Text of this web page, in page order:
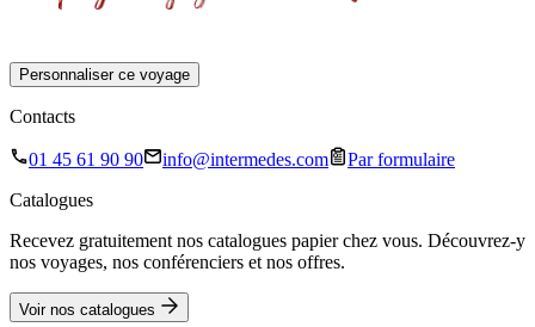
Personnaliser ce voyage
Contacts
01 45 61 90 90 info@intermedes.com
Par formulaire
Catalogues
Recevez gratuitement nos catalogues papier chez vous. Découvrez-y
nos voyages, nos conférenciers et nos offres.
Voir nos catalogues